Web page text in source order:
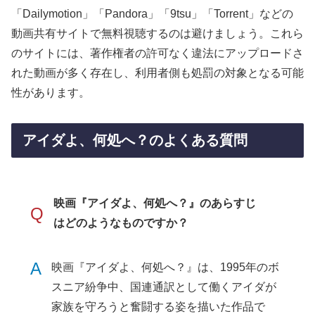
「Dailymotion」「Pandora」「9tsu」「Torrent」などの
動画共有サイトで無料視聴するのは避けましょう。これら
のサイトには、著作権者の許可なく違法にアップロードさ
れた動画が多く存在し、利用者側も処罰の対象となる可能
性があります。
アイダよ、何処へ？のよくある質問
Q
映画『アイダよ、何処へ？』のあらすじ
はどのようなものですか？
A
映画『アイダよ、何処へ？』は、1995年のボ
スニア紛争中、国連通訳として働くアイダが
家族を守ろうと奮闘する姿を描いた作品で